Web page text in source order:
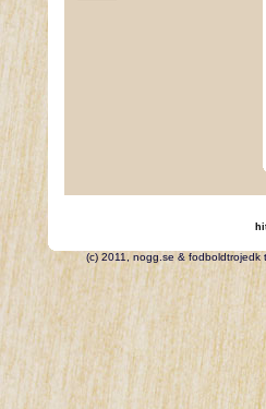
(c) 2011, nogg.se &